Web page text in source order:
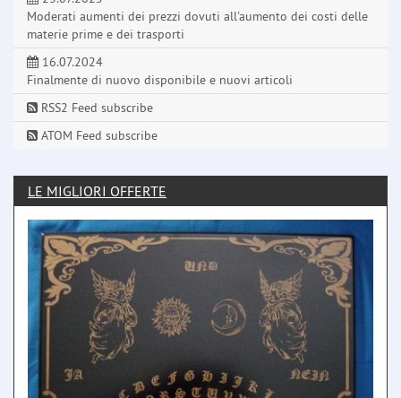
Moderati aumenti dei prezzi dovuti all'aumento dei costi delle
materie prime e dei trasporti
16.07.2024
Finalmente di nuovo disponibile e nuovi articoli
RSS2 Feed subscribe
ATOM Feed subscribe
LE MIGLIORI OFFERTE